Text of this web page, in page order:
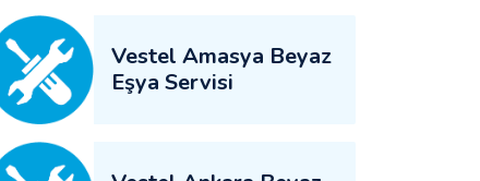
Vestel Amasya Beyaz
Eşya Servisi